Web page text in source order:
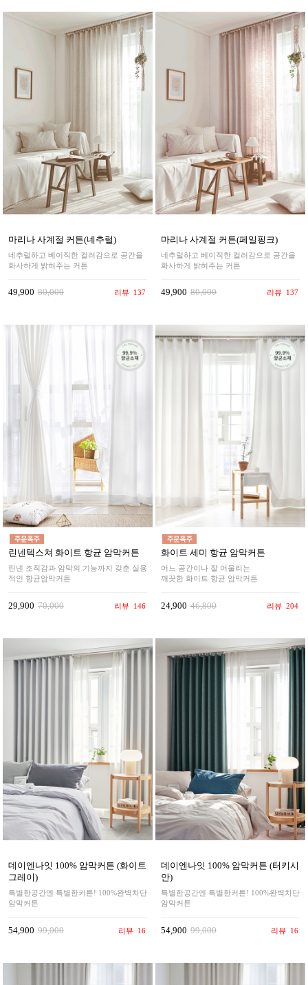
마리나 사계절 커튼(네추럴)
네추럴하고 베이직한 컬러감으로 공간을
화사하게 밝혀주는 커튼
49,900 80,000 리뷰 137
마리나 사계절 커튼(페일핑크)
네추럴하고 베이직한 컬러감으로 공간을
화사하게 밝혀주는 커튼
49,900 80,000 리뷰 137
린넨텍스쳐 화이트 항균 암막커튼
린넨 조직감과 암막의 기능까지 갖춘 실용
적인 항균암막커튼
29,900 70,000 리뷰 146
화이트 세미 항균 암막커튼
어느 공간이나 잘 어울리는
깨끗한 화이트 항균 암막커튼
24,900 46,800 리뷰 204
데이엔나잇 100% 암막커튼 (화이트
그레이)
특별한공간엔 특별한커튼! 100%완벽차단
암막커튼
54,900 99,000 리뷰 16
데이엔나잇 100% 암막커튼 (터키시
안)
특별한공간엔 특별한커튼! 100%완벽차단
암막커튼
54,900 99,000 리뷰 16